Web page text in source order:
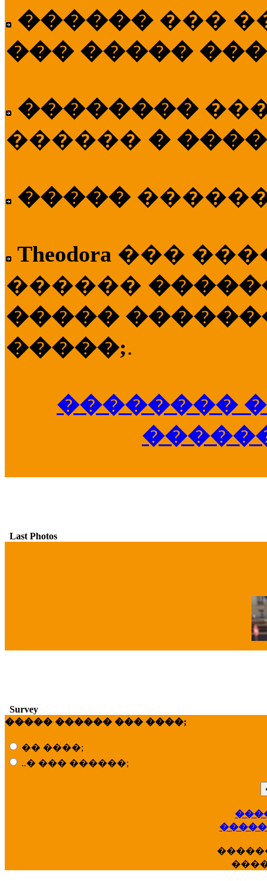
������ ���
��� �����
��������
������ �
�����
Theodora ���
������
�����
�����;.
��������
Last Photos
Survey
����� ������ ��� ����;
�� ����;
..� ��� ������;